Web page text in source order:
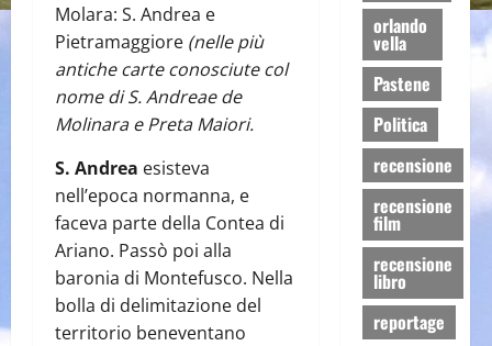
Molara: S. Andrea e
Pietramaggiore (nelle più
antiche carte conosciute col
nome di S. Andreae de
Molinara e Preta Maiori.
S. Andrea esisteva
nell’epoca normanna, e
faceva parte della Contea di
Ariano. Passò poi alla
baronia di Montefusco. Nella
bolla di delimitazione del
territorio beneventano
orlando
vella
Pastene
Politica
recensione
recensione
film
recensione
libro
reportage